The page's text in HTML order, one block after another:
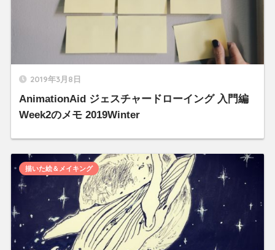
2019年3月8日
AnimationAid ジェスチャードローイング 入門編
Week2のメモ 2019Winter
描いた絵＆メイキング